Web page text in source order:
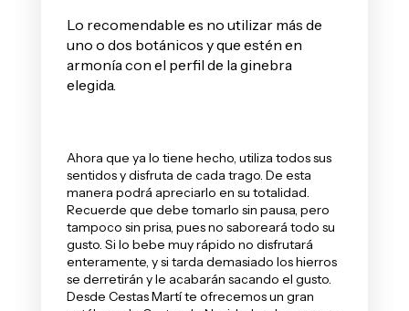
Lo recomendable es no utilizar más de
uno o dos botánicos y que estén en
armonía con el perfil de la ginebra
elegida.
Ahora que ya lo tiene hecho, utiliza todos sus
sentidos y disfruta de cada trago. De esta
manera podrá apreciarlo en su totalidad.
Recuerde que debe tomarlo sin pausa, pero
tampoco sin prisa, pues no saboreará todo su
gusto. Si lo bebe muy rápido no disfrutará
enteramente, y si tarda demasiado los hierros
se derretirán y le acabarán sacando el gusto.
Desde Cestas Martí te ofrecemos un gran